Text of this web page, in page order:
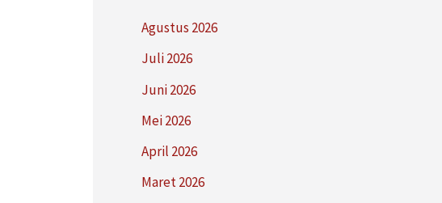
Agustus 2026
Juli 2026
Juni 2026
Mei 2026
April 2026
Maret 2026